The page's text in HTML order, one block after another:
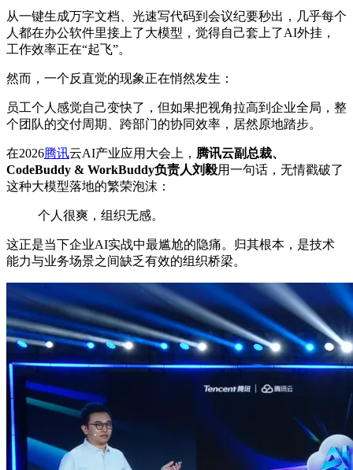
从一键生成万字文档、光速写代码到会议纪要秒出，几乎每个
人都在办公软件里接上了大模型，觉得自己套上了AI外挂，
工作效率正在“起飞”。
然而，一个反直觉的现象正在悄然发生：
员工个人感觉自己变快了，但如果把视角拉高到企业全局，整
个团队的交付周期、跨部门的协同效率，居然原地踏步。
在2026腾讯云AI产业应用大会上， 腾讯云副总裁、
CodeBuddy & WorkBuddy负责人刘毅用一句话，无情戳破了
这种大模型落地的繁荣泡沫：
个人很爽，组织无感。
这正是当下企业AI实战中最尴尬的隐痛。归其根本，是技术
能力与业务场景之间缺乏有效的组织桥梁。